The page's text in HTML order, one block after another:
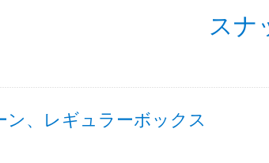
スナ
ン、レギュラーボックス